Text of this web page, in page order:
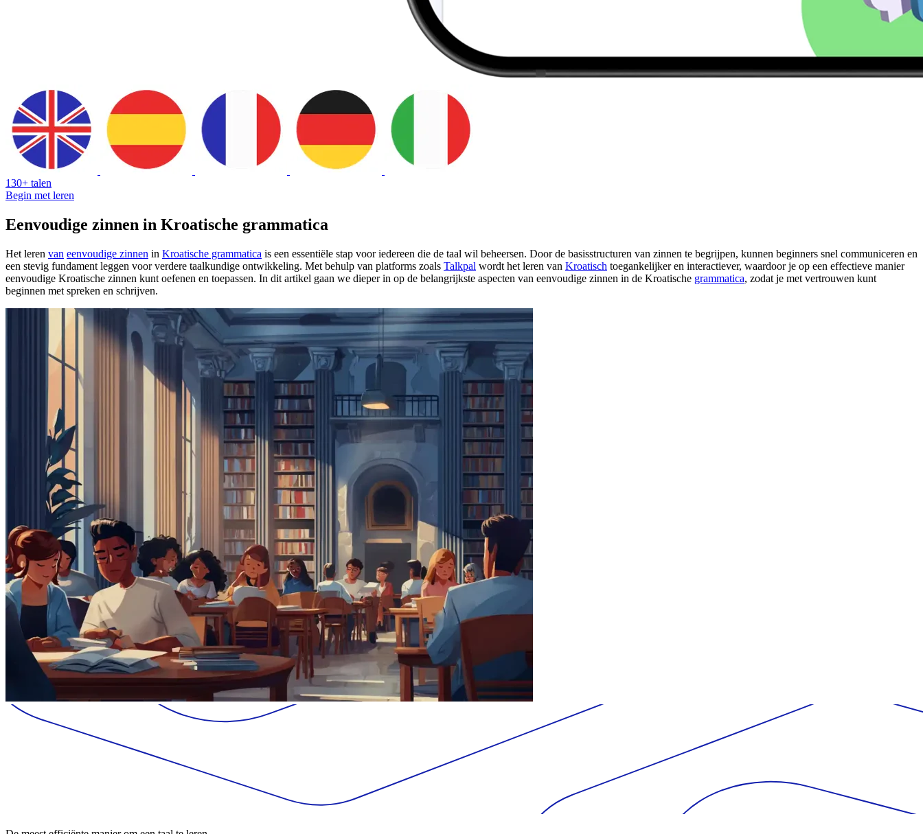
130+ talen
Begin met leren
Eenvoudige zinnen in Kroatische grammatica
Het leren van eenvoudige zinnen in Kroatische grammatica is een essentiële stap voor iedereen die de taal wil beheersen. Door de basisstructuren van zinnen te begrijpen, kunnen beginners snel communiceren en
een stevig fundament leggen voor verdere taalkundige ontwikkeling. Met behulp van platforms zoals Talkpal wordt het leren van Kroatisch toegankelijker en interactiever, waardoor je op een effectieve manier
eenvoudige Kroatische zinnen kunt oefenen en toepassen. In dit artikel gaan we dieper in op de belangrijkste aspecten van eenvoudige zinnen in de Kroatische grammatica, zodat je met vertrouwen kunt
beginnen met spreken en schrijven.